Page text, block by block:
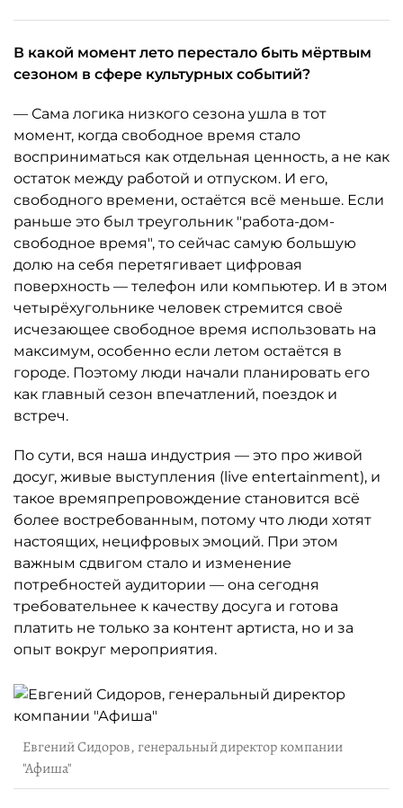
В какой момент лето перестало быть мёртвым
сезоном в сфере культурных событий?
— Сама логика низкого сезона ушла в тот
момент, когда свободное время стало
восприниматься как отдельная ценность, а не как
остаток между работой и отпуском. И его,
свободного времени, остаётся всё меньше. Если
раньше это был треугольник "работа-дом-
свободное время", то сейчас самую большую
долю на себя перетягивает цифровая
поверхность — телефон или компьютер. И в этом
четырёхугольнике человек стремится своё
исчезающее свободное время использовать на
максимум, особенно если летом остаётся в
городе. Поэтому люди начали планировать его
как главный сезон впечатлений, поездок и
встреч.
По сути, вся наша индустрия — это про живой
досуг, живые выступления (live entertainment), и
такое времяпрепровождение становится всё
более востребованным, потому что люди хотят
настоящих, нецифровых эмоций. При этом
важным сдвигом стало и изменение
потребностей аудитории — она сегодня
требовательнее к качеству досуга и готова
платить не только за контент артиста, но и за
опыт вокруг мероприятия.
Евгений Сидоров, генеральный директор компании
"Афиша"